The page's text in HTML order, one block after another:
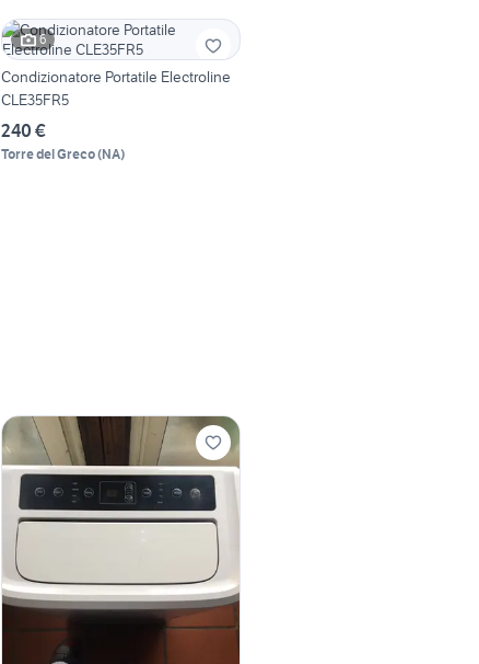
6
Condizionatore Portatile Electroline
CLE35FR5
240 €
Torre del Greco(NA)